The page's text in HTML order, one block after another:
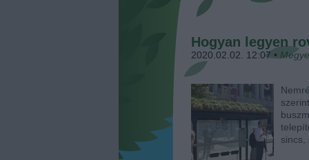
Hogyan legyen
2020.02.02. 12:07 •